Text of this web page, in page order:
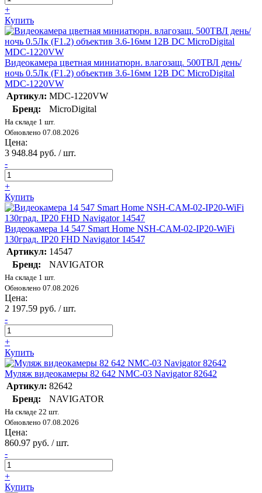
+
Купить
Видеокамера цветная миниатюрн. влагозащ. 500ТВЛ день/
ночь 0.5Лк (F1.2) объектив 3.6-16мм 12В DC MicroDigital
MDC-1220VW
Артикул: MDC-1220VW
Бренд:
MicroDigital
На складе 1 шт.
Обновлено 07.08.2026
Цена:
3 948.84 руб. / шт.
-
+
Купить
Видеокамера 14 547 Smart Home NSH-CAM-02-IP20-WiFi
130град. IP20 FHD Navigator 14547
Артикул: 14547
Бренд:
NAVIGATOR
На складе 1 шт.
Обновлено 07.08.2026
Цена:
2 197.59 руб. / шт.
-
+
Купить
Муляж видеокамеры 82 642 NMC-03 Navigator 82642
Артикул: 82642
Бренд:
NAVIGATOR
На складе 22 шт.
Обновлено 07.08.2026
Цена:
860.97 руб. / шт.
-
+
Купить